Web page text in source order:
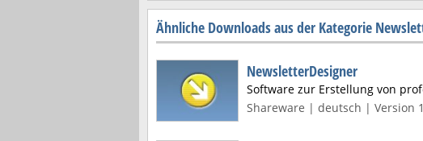
Ähnliche Downloads aus der Kategorie
NewsletterDesigner
Software zur Erstellung von
Shareware | deutsch | Version